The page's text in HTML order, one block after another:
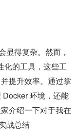
显得复杂。然而，
化的工具，这些工
提升效率。通过掌
环境，还能
介绍一下对于我在
战总结